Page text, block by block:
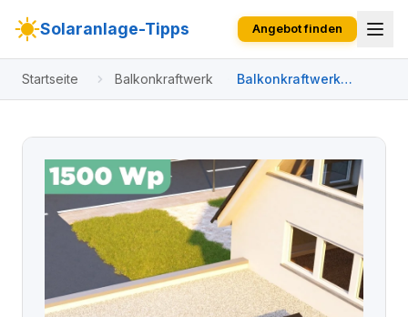
Solaranlage-Tipps Angebot finden
Startseite Balkonkraftwerk
Balkonkraftwerk
Flachdach 1500 Wp
W / Trina Solar / 500
Black) / Premium -
Wattstone Black 15° /
eine Reihe quer / 3
Module